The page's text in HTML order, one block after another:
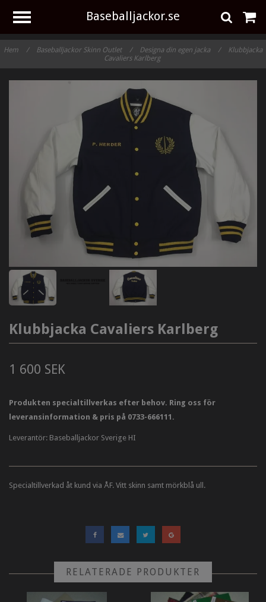
Hem / Baseballjackor Skinn Outlet / Designa din egen jacka /
Klubbjacka
Cavaliers Karlberg
Klubbjacka Cavaliers Karlberg
1 600 SEK
Produkten specialtillverkas efter behov. Ring oss för
leveransinformation & pris på 0733-666111.
Leverantör: Baseballjackor Sverige HI
Specialtillverkad åt kund via ÅF. Vitt skinn samt mörkblå ull.
RELATERADE PRODUKTER
Baseballjackor.se